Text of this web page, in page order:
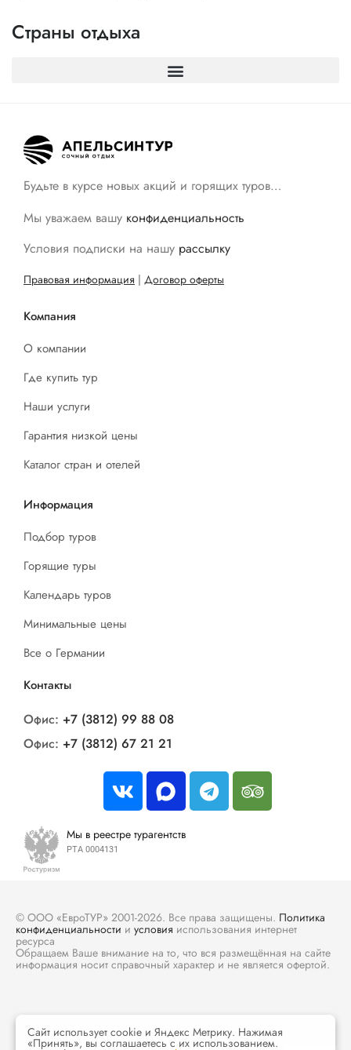
Страны отдыха
Будьте в курсе новых акций и горящих туров…
Мы уважаем вашу конфиденциальность
Условия подписки на нашу рассылку
Правовая информация | Договор оферты
Компания
О компании
Где купить тур
Наши услуги
Гарантия низкой цены
Каталог стран и отелей
Информация
Подбор туров
Горящие туры
Календарь туров
Минимальные цены
Все о Германии
Контакты
Офис: +7 (3812) 99 88 08
Офис: +7 (3812) 67 21 21
Мы в реестре турагентств
РТА 0004131
© ООО «ЕвроТУР» 2001-2026. Все права защищены. Политика
конфиденциальности и условия использования интернет
ресурса
Обращаем Ваше внимание на то, что вся размещённая на сайте
информация носит справочный характер и не является офертой.
Сайт использует cookie и Яндекс Метрику. Нажимая
«Принять», вы соглашаетесь с их использованием.